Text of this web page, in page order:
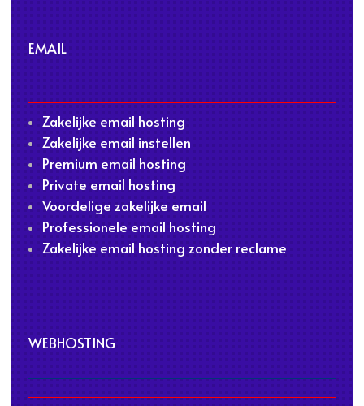
EMAIL
Zakelijke email hosting
Zakelijke email instellen
Premium email hosting
Private email hosting
Voordelige zakelijke email
Professionele email hosting
Zakelijke email hosting zonder reclame
WEBHOSTING